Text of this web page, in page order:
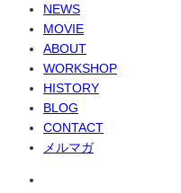
NEWS
MOVIE
ABOUT
WORKSHOP
HISTORY
BLOG
CONTACT
メルマガ